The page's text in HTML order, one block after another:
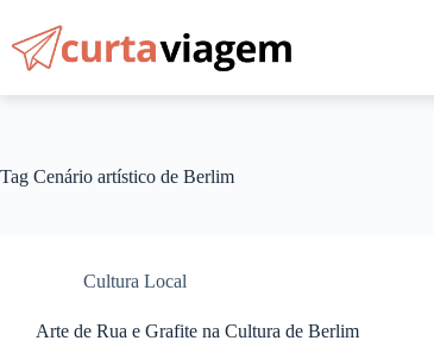
conteúdo
Tag Cenário artístico de Berlim
Cultura Local
Arte de Rua e Grafite na Cultura de Berlim